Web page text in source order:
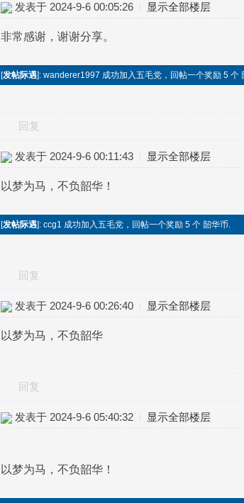
发表于 2024-9-6 00:05:26 显示全部楼层
非常感谢，谢谢分享。
[发帖际遇]: wanderer1997 成功加入五毛党，回帖一个奖励 5 个
回复
发表于 2024-9-6 00:11:43 显示全部楼层
以梦为马，不负韶华！
[发帖际遇]: ccg1 成功加入五毛党，回帖一个奖励 5 个 韶华币.
回复
发表于 2024-9-6 00:26:40 显示全部楼层
以梦为马，不负韶华
回复
发表于 2024-9-6 05:40:32 显示全部楼层
以梦为马，不负韶华！